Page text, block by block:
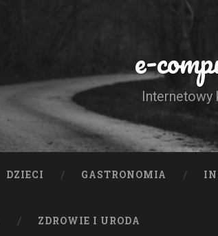
e-
DZIECI GASTRONOMIA
ZDROWIE I URODA